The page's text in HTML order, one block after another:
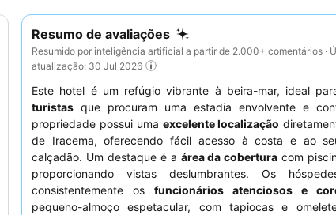
Resumo de avaliações
Resumido por inteligência artificial a partir de 2.000+ comentários ·
atualização: 30 Jul 2026
Este hotel é um refúgio vibrante à beira-mar, ideal
turistas que procuram uma estadia envolvente e
propriedade possui uma excelente localização
de Iracema, oferecendo fácil acesso à costa e ao
calçadão. Um destaque é a área da cobertura com
proporcionando vistas deslumbrantes. Os
consistentemente os funcionários atenciosos e
pequeno-almoço espetacular, com tapiocas e